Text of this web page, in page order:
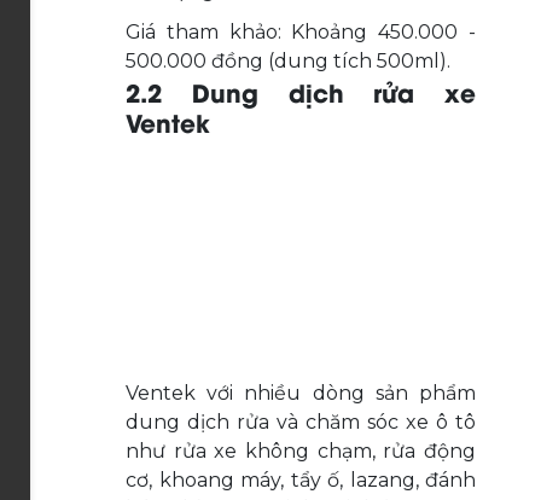
Giá tham khảo: Khoảng 450.000 -
500.000 đồng (dung tích 500ml).
2.2 Dung dịch rửa xe
Ventek
Ventek với nhiều dòng sản phẩm
dung dịch rửa và chăm sóc xe ô tô
như rửa xe không chạm, rửa động
cơ, khoang máy, tẩy ố, lazang, đánh